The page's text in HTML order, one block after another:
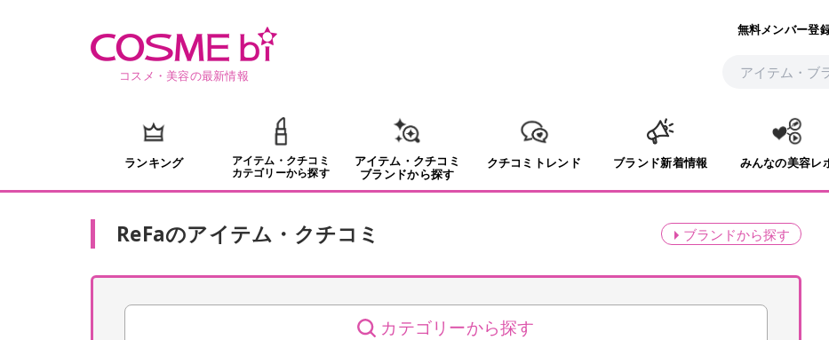
コスメ・美容の最新情報
無料メンバー登
ランキング
アイテム・クチコミ
カテゴリーから探す
アイテム・クチコミ
ブランドから探す
クチコミトレンド ブランド新着情報 みんなの美容レ
ReFaのアイテム・クチコミ ブランドから探す
カテゴリーから探す